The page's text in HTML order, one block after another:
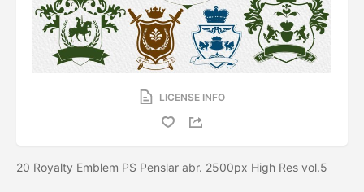
LICENSE INFO
20 Royalty Emblem PS Penslar abr. 2500px High Res vol.5